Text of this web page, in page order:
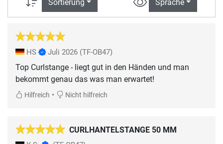
Sortierung Sprache
HS Juli 2026 (TF-OB47)
Top Curlstange - liegt gut in den Händen und man
bekommt genau das was man erwartet!
Hilfreich • Nicht hilfreich
CURLHANTELSTANGE 50 MM